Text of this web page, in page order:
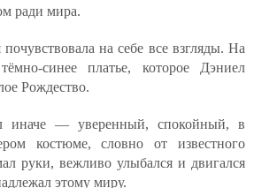
ради мира.
на себе все взгляды. На
синее платье, которое Дэниел
Рождество.
иначе — уверенный, спокойный, в
костюме, словно от известного
руки, вежливо улыбался и двигался
этому миру.